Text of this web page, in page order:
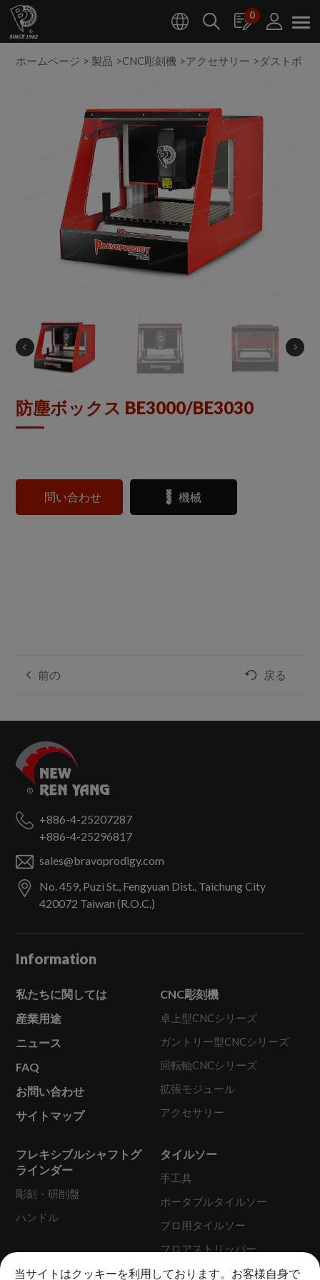
0
ホームページ 製品 CNC彫刻機 アクセサリー ダストボッ
防塵ボックス BE3000/BE3030
問い合わせ 機械
前の 戻る
Information
私たちに関しては
産業用途
ニュース
FAQ
お問い合わせ
サイトマップ
CNC彫刻機
卓上型CNCシリーズ
ガントリー型CNCシリーズ
回転軸CNCシリーズ
拡張モジュール
アクセサリー
フレキシブルシャフトグ
ラインダー
彫刻・研削盤
ハンドル
タイルソー
手工具
ポータブルタイルソー
プロ用タイルソー
フロアストリッパー
+886-4-25207287
+886-4-25296817
sales@bravoprodigy.com
No. 459, Puzi St., Fengyuan Dist., Taichung City
420072 Taiwan (R.O.C.)
クッキー利用の管理について
当サイトはクッキーを利用しております。お客様自身で